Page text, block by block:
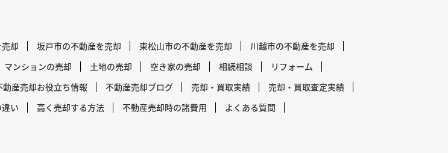
却 坂戸市の不動産を売却 東松山市の不動産を売却
川越市の不動産を売却
マンションの売却 土地の売却 空き家の売却 相続相談
リフォーム
動産売却お役立ち情報 不動産売却ブログ 売却・買取実績
売却・買取査定実績
違い 高く売却する方法 不動産売却時の諸費用
よくある質問